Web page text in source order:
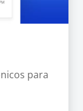
para